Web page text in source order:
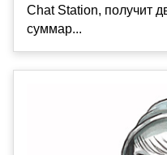
Chat Station, получит
суммар...